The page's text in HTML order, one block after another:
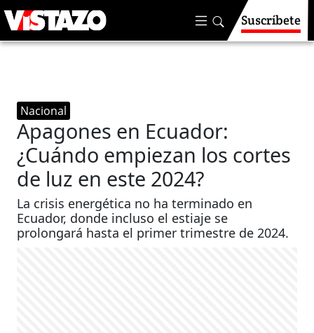
Suscríbete
Nacional
Apagones en Ecuador:
¿Cuándo empiezan los cortes
de luz en este 2024?
La crisis energética no ha terminado en
Ecuador, donde incluso el estiaje se
prolongará hasta el primer trimestre de 2024.